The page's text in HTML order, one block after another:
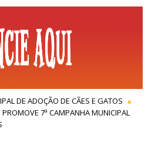
DE ADOÇÃO DE CÃES E GATOS
7ª CAMPANHA MUNICIPAL